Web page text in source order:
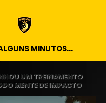
MINUTOS...
UM TREINAMENTO
MENTE DE IMPACTO